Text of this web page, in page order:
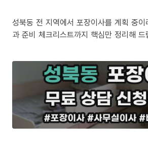
성북동 전 지역에서 포장이사를 계획 중
과 준비 체크리스트까지 핵심만 정리해 드